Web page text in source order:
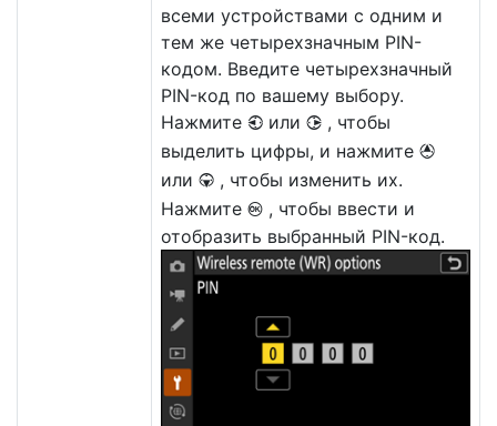
всеми устройствами с одним и
тем же четырехзначным PIN-
кодом. Введите четырехзначный
PIN-код по вашему выбору.
Нажмите 4 или 2 , чтобы
выделить цифры, и нажмите 1
или 3 , чтобы изменить их.
Нажмите J , чтобы ввести и
отобразить выбранный PIN-код.